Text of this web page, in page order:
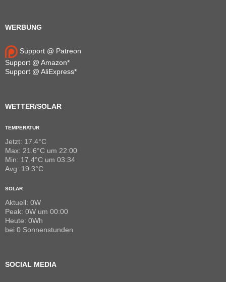
WERBUNG
Support @ Patreon
Support @ Amazon*
Support @ AliExpress*
WETTER/SOLAR
TEMPERATUR
Jetzt: 17.4°C
Max: 21.6°C um 22:00
Min: 17.4°C um 03:34
Avg: 19.3°C
SOLAR
Aktuell: 0W
Peak: 0W um 00:00
Heute: 0Wh
bei 0 Sonnenstunden
SOCIAL MEDIA